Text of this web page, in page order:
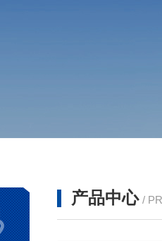
产品中心 /